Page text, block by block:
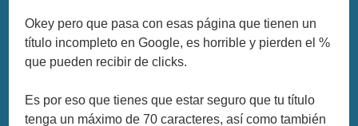
Okey pero que pasa con esas página que tienen un
título incompleto en Google, es horrible y pierden el %
que pueden recibir de clicks.
Es por eso que tienes que estar seguro que tu título
tenga un máximo de 70 caracteres, así como también